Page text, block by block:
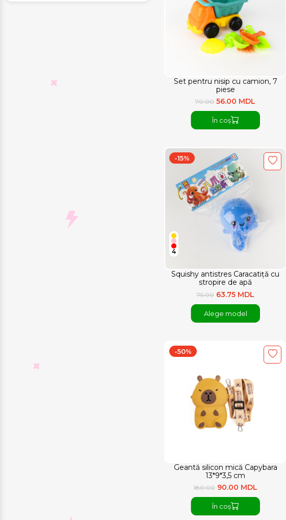
Set pentru nisip cu camion, 7
piese
70.00 56.00 MDL
În coș
Squishy antistres Caracatiță cu
stropire de apă
-15%
4
75.00 63.75 MDL
Alege model
Geantă silicon mică Capybara
13*9*3,5 cm
-50%
180.00 90.00 MDL
În coș